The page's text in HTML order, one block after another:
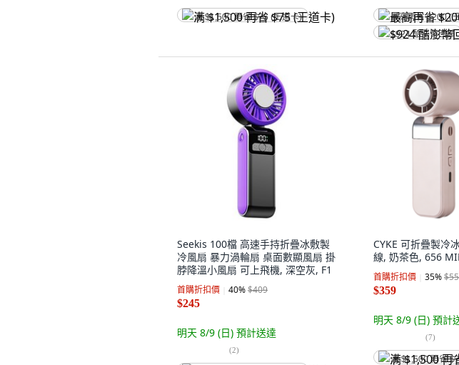
满 $1,500 再省 $75 (王道卡)
最高再省 $200 (
$924 酷澎幣回饋
Seekis 100檔 高速手持折疊冰敷製
冷風扇 暴力渦輪扇 桌面數顯風扇 掛
脖降溫小風扇 可上飛機, 深空灰, F1
首購折扣價 40%$409
$245
明天 8/9 (日) 預計送達
(2)
CYKE 可折疊製冷
線, 奶茶色, 656
首購折扣價 35%
$359
明天 8/9 (日) 預計
(7)
满 $1,500 再省